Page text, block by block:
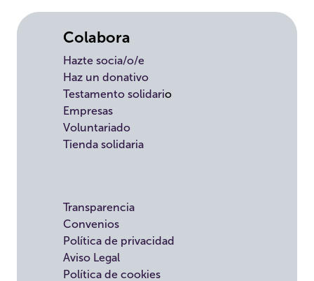
Transparencia
Convenios
Política de privacidad
Aviso Legal
Política de cookies
Colabora
Hazte socia/o/e
Haz un donativo
Testamento solidario
Empresas
Voluntariado
Tienda solidaria